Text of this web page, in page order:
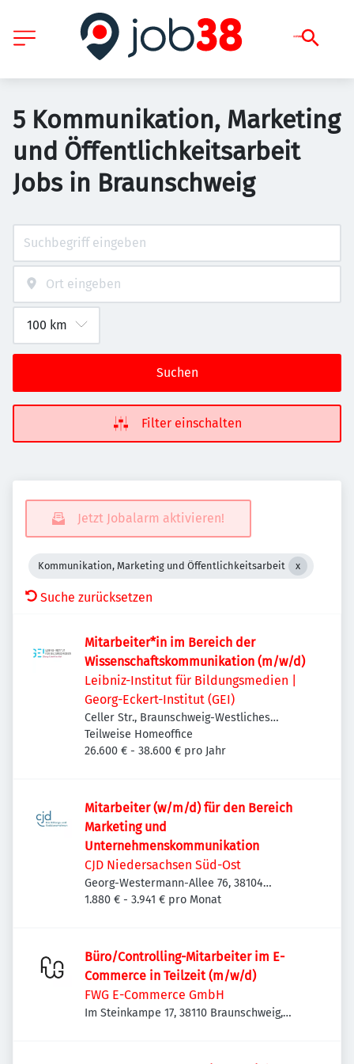
5 Kommunikation, Marketing
und Öffentlichkeitsarbeit
Jobs in Braunschweig
Suchen
Filter einschalten
Jetzt Jobalarm aktivieren!
Kommunikation, Marketing und Öffentlichkeitsarbeit
Suche zurücksetzen
Mitarbeiter*in im Bereich der
Wissenschaftskommunikation (m/w/d)
Leibniz-Institut für Bildungsmedien |
Georg-Eckert-Institut (GEI)
Celler Str., Braunschweig-Westliches
Ringgebiet, Deutschland
Teilweise Homeoffice
26.600 € - 38.600 € pro Jahr
Mitarbeiter (w/m/d) für den Bereich
Marketing und
Unternehmenskommunikation
CJD Niedersachsen Süd-Ost
Georg-Westermann-Allee 76, 38104
Braunschweig, Deutschland
1.880 € - 3.941 € pro Monat
Büro/Controlling-Mitarbeiter im E-
Commerce in Teilzeit (m/w/d)
FWG E-Commerce GmbH
Im Steinkampe 17, 38110 Braunschweig,